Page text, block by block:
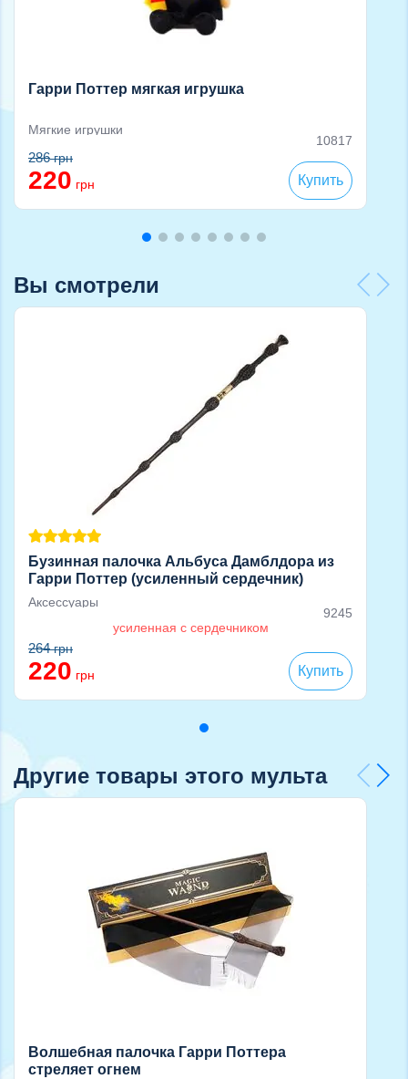
Гарри Поттер мягкая игрушка
Мягкие игрушки
10817
286грн
220 грн Купить
Вы смотрели
Бузинная палочка Альбуса Дамблдора из
Гарри Поттер (усиленный сердечник)
Аксессуары
9245
усиленная с сердечником
264грн
220 грн Купить
Другие товары этого мульта
Волшебная палочка Гарри Поттера
стреляет огнем